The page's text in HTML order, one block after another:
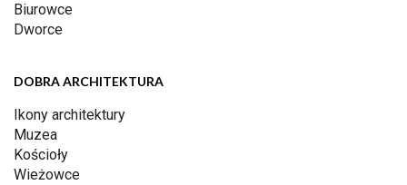
Biurowce
Dworce
DOBRA ARCHITEKTURA
Ikony architektury
Muzea
Kościoły
Wieżowce